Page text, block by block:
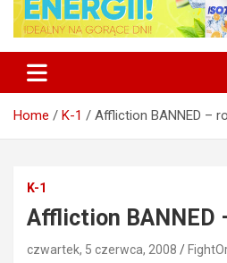
Home K-1 Affliction BANNED –
K-1
Affliction BANNED
czwartek, 5 czerwca, 2008